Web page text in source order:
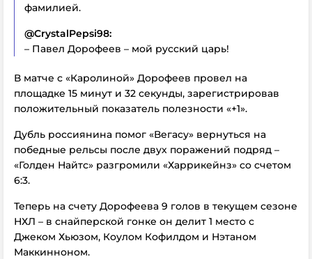
фамилией.
@CrystalPepsi98:
– Павел Дорофеев – мой русский царь!
В матче с «Каролиной» Дорофеев провел на
площадке 15 минут и 32 секунды, зарегистрировав
положительный показатель полезности «+1».
Дубль россиянина помог «Вегасу» вернуться на
победные рельсы после двух поражений подряд –
«Голден Найтс» разгромили «Харрикейнз» со счетом
6:3.
Теперь на счету Дорофеева 9 голов в текущем сезоне
НХЛ – в снайперской гонке он делит 1 место с
Джеком Хьюзом, Коулом Кофилдом и Нэтаном
Маккинноном.